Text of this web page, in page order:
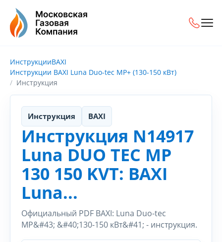
ИнструкцииBAXI
Инструкции BAXI Luna Duo-tec MP+ (130-150 кВт)
Инструкция
Инструкция BAXI
Инструкция N14917
Luna DUO TEC MP
130 150 KVT: BAXI
Luna...
Официальный PDF BAXI: Luna Duo-tec
MP&#43; &#40;130-150 кВт&#41; - инструкция.